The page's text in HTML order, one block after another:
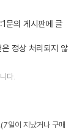
문의 게시판에 글
정상 처리되지 않
다.
일이 지났거나 구매